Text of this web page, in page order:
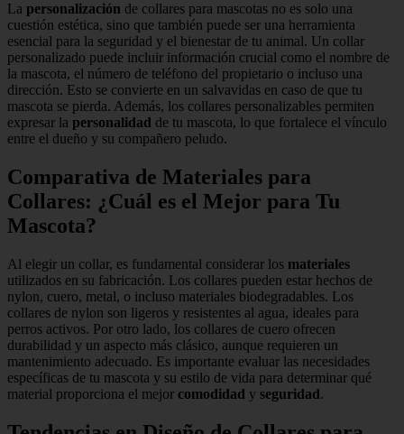
La personalización de collares para mascotas no es solo una
cuestión estética, sino que también puede ser una herramienta
esencial para la seguridad y el bienestar de tu animal. Un collar
personalizado puede incluir información crucial como el nombre de
la mascota, el número de teléfono del propietario o incluso una
dirección. Esto se convierte en un salvavidas en caso de que tu
mascota se pierda. Además, los collares personalizables permiten
expresar la personalidad de tu mascota, lo que fortalece el vínculo
entre el dueño y su compañero peludo.
Comparativa de Materiales para
Collares: ¿Cuál es el Mejor para Tu
Mascota?
Al elegir un collar, es fundamental considerar los materiales
utilizados en su fabricación. Los collares pueden estar hechos de
nylon, cuero, metal, o incluso materiales biodegradables. Los
collares de nylon son ligeros y resistentes al agua, ideales para
perros activos. Por otro lado, los collares de cuero ofrecen
durabilidad y un aspecto más clásico, aunque requieren un
mantenimiento adecuado. Es importante evaluar las necesidades
específicas de tu mascota y su estilo de vida para determinar qué
material proporciona el mejor comodidad y seguridad.